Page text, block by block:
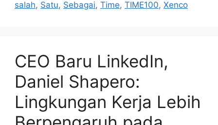
Daniel Shapero:
Lingkungan Kerja Lebih
Berpengaruh pada